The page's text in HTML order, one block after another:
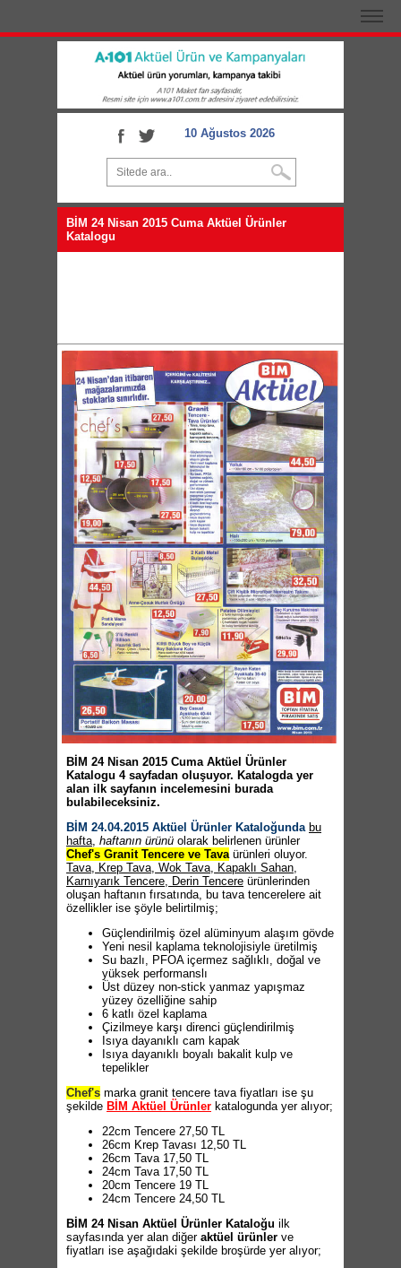
10 Ağustos 2026
BİM 24 Nisan 2015 Cuma Aktüel Ürünler
Katalogu
BİM 24 Nisan 2015 Cuma Aktüel Ürünler
Katalogu 4 sayfadan oluşuyor. Katalogda yer
alan ilk sayfanın incelemesini burada
bulabileceksiniz.
BİM 24.04.2015 Aktüel Ürünler Kataloğunda bu
hafta, haftanın ürünü olarak belirlenen ürünler
Chef's Granit Tencere ve Tavaürünleri oluyor.
Tava, Krep Tava, Wok Tava, Kapaklı Sahan,
Karnıyarık Tencere, Derin Tencere ürünlerinden
oluşan haftanın fırsatında, bu tava tencerelere ait
özellikler ise şöyle belirtilmiş;
Güçlendirilmiş özel alüminyum alaşım gövde
Yeni nesil kaplama teknolojisiyle üretilmiş
Su bazlı, PFOA içermez sağlıklı, doğal ve
yüksek performanslı
Üst düzey non-stick yanmaz yapışmaz
yüzey özelliğine sahip
6 katlı özel kaplama
Çizilmeye karşı direnci güçlendirilmiş
Isıya dayanıklı cam kapak
Isıya dayanıklı boyalı bakalit kulp ve
tepelikler
Chef's marka granit tencere tava fiyatları ise şu
şekilde BİM Aktüel Ürünler katalogunda yer alıyor;
22cm Tencere 27,50 TL
26cm Krep Tavası 12,50 TL
26cm Tava 17,50 TL
24cm Tava 17,50 TL
20cm Tencere 19 TL
24cm Tencere 24,50 TL
BİM 24 Nisan Aktüel Ürünler Kataloğu ilk
sayfasında yer alan diğer aktüel ürünler ve
fiyatları ise aşağıdaki şekilde broşürde yer alıyor;